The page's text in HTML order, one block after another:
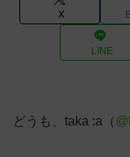
X
LINE
どうも、taka :a（